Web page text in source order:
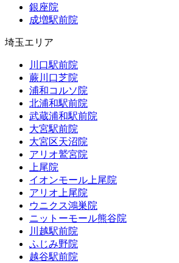
銀座院
成増駅前院
埼玉エリア
川口駅前院
蕨川口芝院
浦和コルソ院
北浦和駅前院
武蔵浦和駅前院
大宮駅前院
大宮区天沼院
アリオ鷲宮院
上尾院
イオンモール上尾院
アリオ上尾院
ウニクス鴻巣院
ニットーモール熊谷院
川越駅前院
ふじみ野院
越谷駅前院